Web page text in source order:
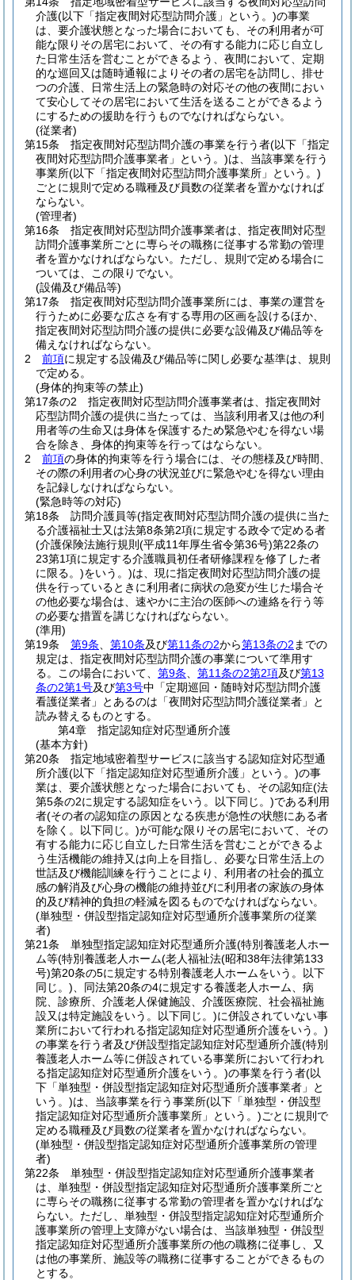
介護(以下「指定夜間対応型訪問介護」という。)の事業
は、要介護状態となった場合においても、その利用者が可
能な限りその居宅において、その有する能力に応じ自立し
た日常生活を営むことができるよう、夜間において、定期
的な巡回又は随時通報によりその者の居宅を訪問し、排せ
つの介護、日常生活上の緊急時の対応その他の夜間におい
て安心してその居宅において生活を送ることができるよう
にするための援助を行うものでなければならない。
(従業者)
第15条
指定夜間対応型訪問介護の事業を行う者(以下「指定
夜間対応型訪問介護事業者」という。)は、当該事業を行う
事業所(以下「指定夜間対応型訪問介護事業所」という。)
ごとに規則で定める職種及び員数の従業者を置かなければ
ならない。
(管理者)
第16条
指定夜間対応型訪問介護事業者は、指定夜間対応型
訪問介護事業所ごとに専らその職務に従事する常勤の管理
者を置かなければならない。 ただし、規則で定める場合に
ついては、この限りでない。
(設備及び備品等)
第17条
指定夜間対応型訪問介護事業所には、事業の運営を
行うために必要な広さを有する専用の区画を設けるほか、
指定夜間対応型訪問介護の提供に必要な設備及び備品等を
備えなければならない。
2
前項に規定する設備及び備品等に関し必要な基準は、規則
で定める。
(身体的拘束等の禁止)
第17条の2
指定夜間対応型訪問介護事業者は、指定夜間対
応型訪問介護の提供に当たっては、当該利用者又は他の利
用者等の生命又は身体を保護するため緊急やむを得ない場
合を除き、身体的拘束等を行ってはならない。
2
前項の身体的拘束等を行う場合には、その態様及び時間、
その際の利用者の心身の状況並びに緊急やむを得ない理由
を記録しなければならない。
(緊急時等の対応)
第18条
訪問介護員等(指定夜間対応型訪問介護の提供に当た
る介護福祉士又は法第8条第2項に規定する政令で定める者
(介護保険法施行規則 (平成11年厚生省令第36号)第22条の
23第1項に規定する介護職員初任者研修課程を修了した者
に限る。)をいう。)は、現に指定夜間対応型訪問介護の提
供を行っているときに利用者に病状の急変が生じた場合そ
の他必要な場合は、速やかに主治の医師への連絡を行う等
の必要な措置を講じなければならない。
(準用)
第19条
第9条 第10条及び第11条の2から第13条の2 までの
規定は、指定夜間対応型訪問介護の事業について準用す
る。
この場合において、 第9条 第11条の2第2項及び第13
条の2第1号及び第3号中「定期巡回・随時対応型訪問介護
看護従業者」とあるのは「夜間対応型訪問介護従業者」と
読み替えるものとする。
第4章
指定認知症対応型通所介護
(基本方針)
第20条
指定地域密着型サービスに該当する認知症対応型通
所介護(以下「指定認知症対応型通所介護」という。)の事
業は、要介護状態となった場合においても、その認知症(法
第5条の2に規定する認知症をいう。以下同じ。)である利用
者(その者の認知症の原因となる疾患が急性の状態にある者
を除く。以下同じ。)が可能な限りその居宅において、その
有する能力に応じ自立した日常生活を営むことができるよ
う生活機能の維持又は向上を目指し、必要な日常生活上の
世話及び機能訓練を行うことにより、利用者の社会的孤立
感の解消及び心身の機能の維持並びに利用者の家族の身体
的及び精神的負担の軽減を図るものでなければならない。
(単独型・併設型指定認知症対応型通所介護事業所の従業
者)
第21条
単独型指定認知症対応型通所介護(特別養護老人ホー
ム等(特別養護老人ホーム(老人福祉法(昭和38年法律第133
号)第20条の5に規定する特別養護老人ホームをいう。以下
同じ。) 、同法第20条の4に規定する養護老人ホーム、病
院、診療所、介護老人保健施設、介護医療院、社会福祉施
設又は特定施設をいう。以下同じ。)に併設されていない事
業所において行われる指定認知症対応型通所介護をいう。)
の事業を行う者及び併設型指定認知症対応型通所介護(特別
養護老人ホーム等に併設されている事業所において行われ
る指定認知症対応型通所介護をいう。)の事業を行う者(以
下「単独型・併設型指定認知症対応型通所介護事業者」と
いう。)は、当該事業を行う事業所(以下「単独型・併設型
指定認知症対応型通所介護事業所」という。)ごとに規則で
定める職種及び員数の従業者を置かなければならない。
(単独型・併設型指定認知症対応型通所介護事業所の管理
者)
第22条
単独型・併設型指定認知症対応型通所介護事業者
は、単独型・併設型指定認知症対応型通所介護事業所ごと
に専らその職務に従事する常勤の管理者を置かなければな
らない。 ただし、単独型・併設型指定認知症対応型通所介
護事業所の管理上支障がない場合は、当該単独型・併設型
指定認知症対応型通所介護事業所の他の職務に従事し、又
は他の事業所、施設等の職務に従事することができるもの
とする。